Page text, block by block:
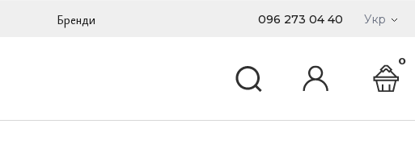
Бренди 096 273 04 40 Укр
0